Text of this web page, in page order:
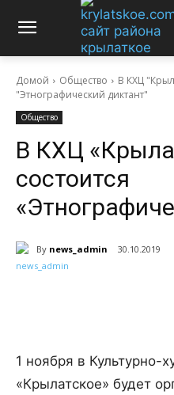
Домой Общество
В КХЦ
"Этнографический диктант"
Общество
В КХЦ
состоится
By news_admin 30.10.2019
1 ноября в Культурно-
«Крылатское» будет